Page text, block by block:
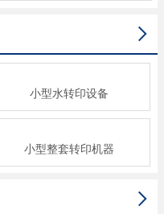

小型水转印设备
小型整套转印机器
